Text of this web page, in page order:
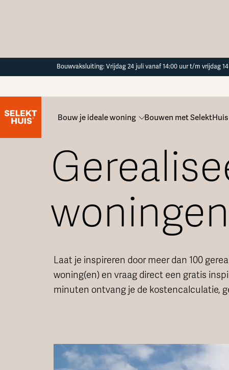
Bouwvaksluiting: Vrijdag 24 juli vanaf 14:00 uur t/m vrijdag
Bouw je ideale woning Bouwen met SelektHuis
woningen
Laat je inspireren door meer dan 100
woning(en) en vraag direct een gratis
minuten ontvang je de kostencalculatie,